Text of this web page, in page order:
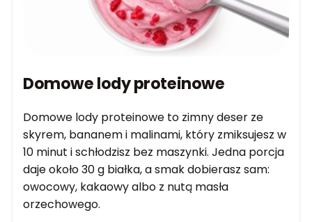
Domowe lody proteinowe
Domowe lody proteinowe to zimny deser ze
skyrem, bananem i malinami, który zmiksujesz w
10 minut i schłodzisz bez maszynki. Jedna porcja
daje około 30 g białka, a smak dobierasz sam:
owocowy, kakaowy albo z nutą masła
orzechowego.